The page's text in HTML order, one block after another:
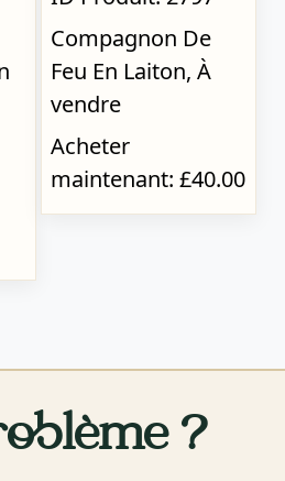
Compagnon De
Feu En Laiton, À
vendre
Acheter
maintenant: £40.00
?